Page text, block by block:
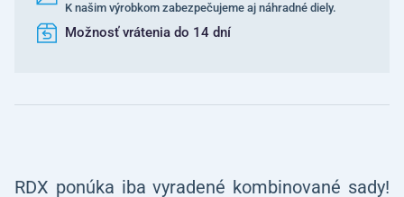
K našim výrobkom zabezpečujeme aj náhradné diely.
Možnosť vrátenia do 14 dní
RDX ponúka iba vyradené kombinované sady!